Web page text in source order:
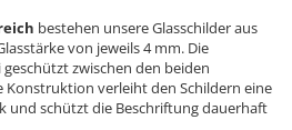
bestehen unsere Glasschilder aus
von jeweils 4 mm. Die
zwischen den beiden
Konstruktion verleiht den Schildern eine
und schützt die Beschriftung dauerhaft